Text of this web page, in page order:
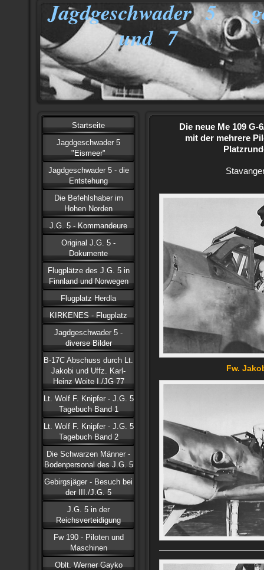
Jagdgeschwader 5
und 7
Startseite
Jagdgeschwader 5
"Eismeer"
Jagdgeschwader 5 - die
Entstehung
Die Befehlshaber im
Hohen Norden
J.G. 5 - Kommandeure
Original J.G. 5 -
Dokumente
Flugplätze des J.G. 5 in
Finnland und Norwegen
Flugplatz Herdla
KIRKENES - Flugplatz
Jagdgeschwader 5 -
diverse Bilder
B-17C Abschuss durch Lt.
Jakobi und Uffz. Karl-
Heinz Woite I./JG 77
Lt. Wolf F. Knipfer - J.G. 5
Tagebuch Band 1
Lt. Wolf F. Knipfer - J.G. 5
Tagebuch Band 2
Die Schwarzen Männer -
Bodenpersonal des J.G. 5
Gebirgsjäger - Besuch bei
der III./J.G. 5
J.G. 5 in der
Reichsverteidigung
Fw 190 - Piloten und
Maschinen
Oblt. Werner Gayko
Die neue Me 109 G-
mit der mehrere
Fw.